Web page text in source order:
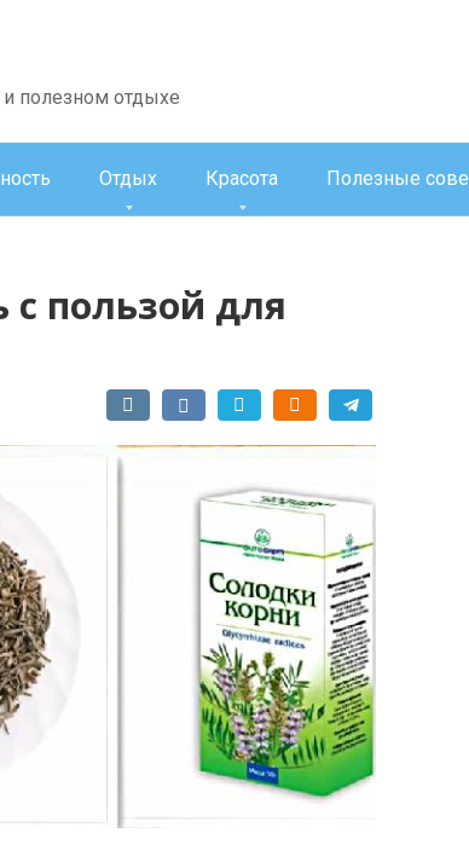
полезном отдыхе
Отдых Красота Полезные
с пользой для